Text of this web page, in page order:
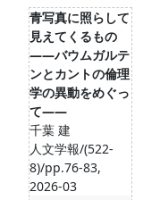
青写真に照らして
見えてくるもの
――バウムガルテ
ンとカントの倫理
学の異動をめぐっ
て――
千葉 建
人文学報/(522-
8)/pp.76-83,
2026-03